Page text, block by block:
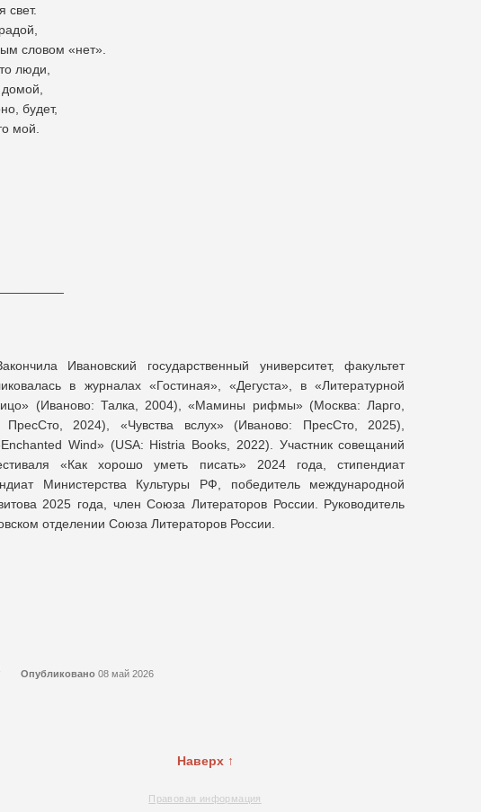
свет.
словом «нет».
люди,
будет,
мой.
Ивановский государственный университет, факультет
в журналах «Гостиная», «Дегуста», в «Литературной
(Иваново: Талка, 2004), «Мамины рифмы» (Москва: Ларго,
2024), «Чувства вслух» (Иваново: ПресСто, 2025),
Wind» (USA: Histria Books, 2022). Участник совещаний
«Как хорошо уметь писать» 2024 года, стипендиат
Министерства Культуры РФ, победитель международной
2025 года, член Союза Литераторов России. Руководитель
отделении Союза Литераторов России.
Опубликовано 08 май 2026
Наверх ↑
Правовая информация